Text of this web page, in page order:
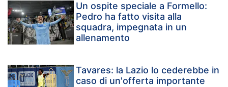
Un ospite speciale a Formello:
Pedro ha fatto visita alla
squadra, impegnata in un
allenamento
Tavares: la Lazio lo cederebbe in
caso di un'offerta importante